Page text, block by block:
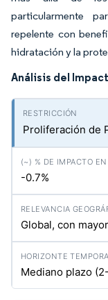
particularmente
repelente con
hidratación y la
Análisis del
Proliferación de
-0.7%
Global, con
Mediano plazo